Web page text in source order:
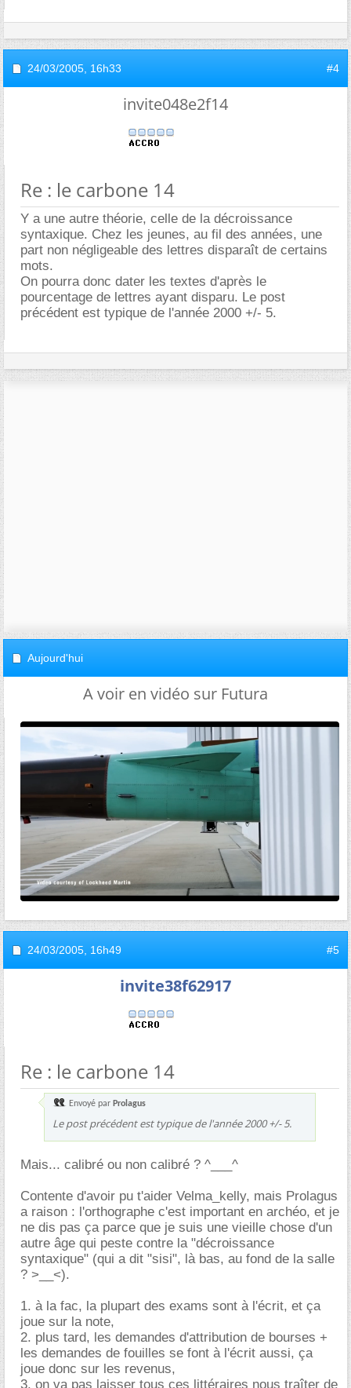
24/03/2005, 16h33 #4
invite048e2f14
Re : le carbone 14
Y a une autre théorie, celle de la décroissance
syntaxique. Chez les jeunes, au fil des années, une
part non négligeable des lettres disparaît de certains
mots.
On pourra donc dater les textes d'après le
pourcentage de lettres ayant disparu. Le post
précédent est typique de l'année 2000 +/- 5.
Aujourd'hui
A voir en vidéo sur Futura
24/03/2005, 16h49 #5
invite38f62917
Re : le carbone 14
Envoyé par Prolagus
Le post précédent est typique de l'année 2000 +/- 5.
Mais... calibré ou non calibré ? ^___^
Contente d'avoir pu t'aider Velma_kelly, mais Prolagus
a raison : l'orthographe c'est important en archéo, et je
ne dis pas ça parce que je suis une vieille chose d'un
autre âge qui peste contre la "décroissance
syntaxique" (qui a dit "sisi", là bas, au fond de la salle
? >__<).
1. à la fac, la plupart des exams sont à l'écrit, et ça
joue sur la note,
2. plus tard, les demandes d'attribution de bourses +
les demandes de fouilles se font à l'écrit aussi, ça
joue donc sur les revenus,
3. on va pas laisser tous ces littéraires nous traîter de